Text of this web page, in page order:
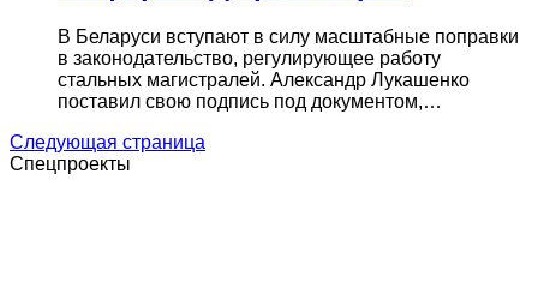
В Беларуси вступают в силу масштабные поправки
в законодательство, регулирующее работу
стальных магистралей. Александр Лукашенко
поставил свою подпись под документом,…
Следующая страница
Спецпроекты